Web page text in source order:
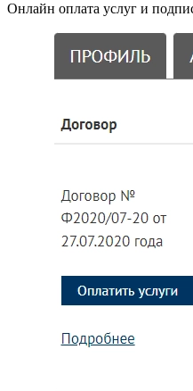
Онлайн оплата услуг и